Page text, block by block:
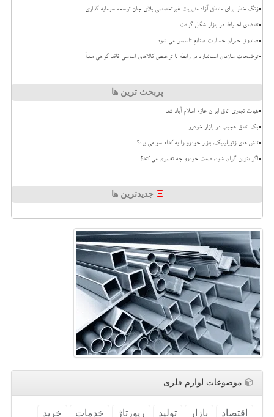
زنگ خطر برای مناطق آزاد مدیریت غیرتخصصی بلای جان توسعه سرمایه گذاری
تقاضای احتیاط در بازار شکل گرفت
صندوق جبران خسارت صنایع تاسیس می شود
توضیحات سازمان استاندارد در رابطه با ترخیص کالاهای اساسی فاقد گواهی مبدأ
پربحث ترین ها
هیات تجاری اتاق ایران عازم اسلام آباد شد
بک اتفاق عجیب در بازار خودرو
تنش های ژئوپلیتیک، بازار خودرو را به کدام سو می برد؟
اگر بنزین گران شود، قیمت خودرو چه تغییری می کند؟
جدیدترین ها
موضوعات لوازم فلزی
اقتصاد بازار تولید رپورتاژ خدمات خرید